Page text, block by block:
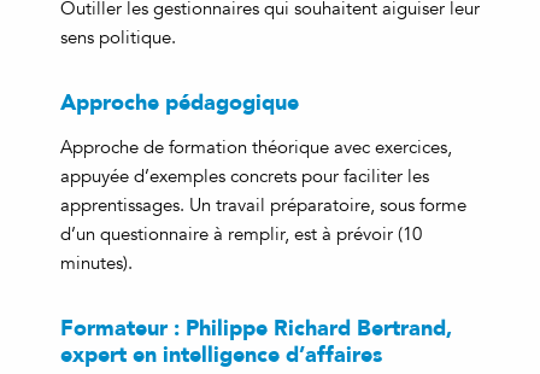
Outiller les gestionnaires qui souhaitent aiguiser leur
sens politique.
Approche pédagogique
Approche de formation théorique avec exercices,
appuyée d’exemples concrets pour faciliter les
apprentissages. Un travail préparatoire, sous forme
d’un questionnaire à remplir, est à prévoir (10
minutes).
Formateur : Philippe Richard Bertrand,
expert en intelligence d’affaires